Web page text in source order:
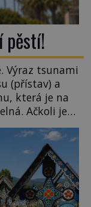
pěstí!
Výraz tsunami
(přístav) a
která je na
Ačkoli je
výška vlny
Máme se
Vznik